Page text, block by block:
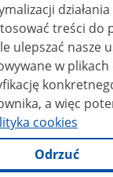
działania strony.
treści do
nasze usługi.
w plikach
a więc
cookies
Odrzuć